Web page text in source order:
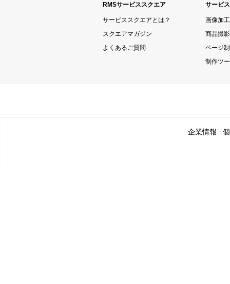
RMSサービススクエア
サービススクエアとは？
スクエアマガジン
よくあるご質問
サービ
画像加
商品撮影
ページ
制作ツ
企業情報